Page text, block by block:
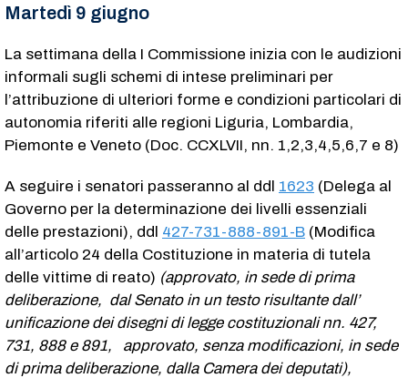
Martedì 9 giugno
La settimana della I Commissione inizia con le audizioni
informali sugli schemi di intese preliminari per
l’attribuzione di ulteriori forme e condizioni particolari di
autonomia riferiti alle regioni Liguria, Lombardia,
Piemonte e Veneto (Doc. CCXLVII, nn. 1,2,3,4,5,6,7 e 8)
A seguire i senatori passeranno al ddl 1623 (Delega al
Governo per la determinazione dei livelli essenziali
delle prestazioni), ddl 427-731-888-891-B (Modifica
all’articolo 24 della Costituzione in materia di tutela
delle vittime di reato) (approvato, in sede di prima
deliberazione, dal Senato in un testo risultante dall’
unificazione dei disegni di legge costituzionali nn. 427,
731, 888 e 891, approvato, senza modificazioni, in sede
di prima deliberazione, dalla Camera dei deputati),